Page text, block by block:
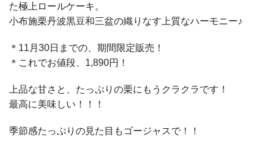
た極上ロールケーキ。
小布施栗丹波黒豆和三盆の織りなす上質なハーモニー♪
＊11月30日までの、期間限定販売！
＊これでお値段、1,890円！
上品な甘さと、たっぷりの栗にもうクラクラです！
最高に美味しい！！！
季節感たっぷりの見た目もゴージャスで！！